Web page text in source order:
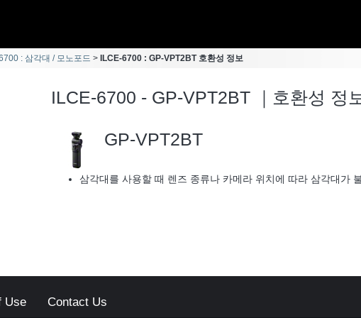
: 삼각대 / 모노포드 ILCE-6700 : GP-VPT2BT 호환성 정보
ILCE-6700 - GP-VPT2BT ｜호환성 정
GP-VPT2BT
삼각대를 사용할 때 렌즈 종류나 카메라 위치에 따라 삼각대가
Use Contact Us